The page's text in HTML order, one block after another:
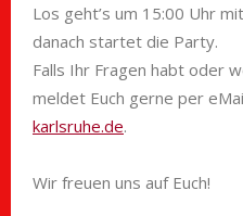
Los geht’s um 15:00 Uhr
danach startet die Party.
Falls Ihr Fragen habt oder
meldet Euch gerne per
karlsruhe.de.
Wir freuen uns auf Euch!